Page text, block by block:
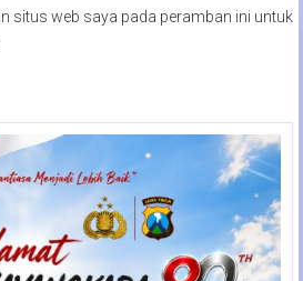
situs web saya pada peramban ini untuk